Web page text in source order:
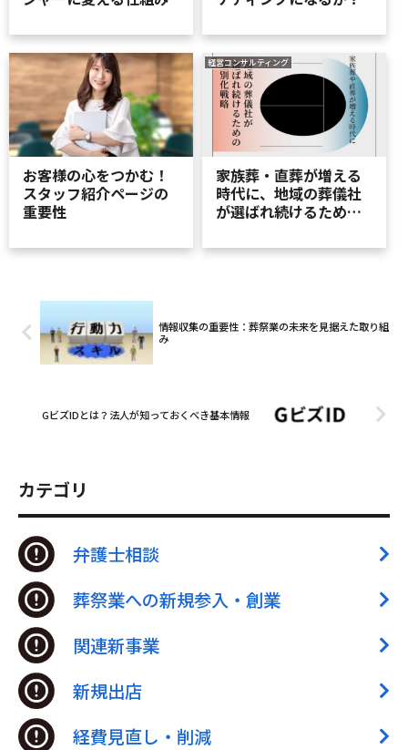
お客様の心をつかむ！
スタッフ紹介ページの
重要性
経営コンサルティング
家族葬・直葬が増える
時代に、地域の葬儀社
が選ばれ続けるための
情報収集の重要性：葬祭業の未来を見据えた取り組
み
GビズIDとは？法人が知っておくべき基本情報
カテゴリ
弁護士相談
葬祭業への新規参入・創業
関連新事業
新規出店
経費見直し・削減